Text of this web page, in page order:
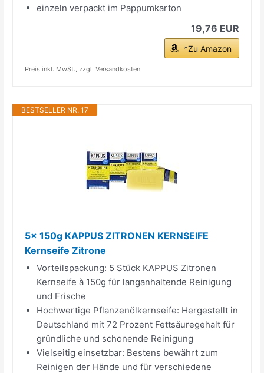
einzeln verpackt im Pappumkarton
19,76 EUR
*Zu Amazon
Preis inkl. MwSt., zzgl. Versandkosten
BESTSELLER NR. 17
5x 150g KAPPUS ZITRONEN KERNSEIFE
Kernseife Zitrone
Vorteilspackung: 5 Stück KAPPUS Zitronen
Kernseife à 150g für langanhaltende Reinigung
und Frische
Hochwertige Pflanzenölkernseife: Hergestellt in
Deutschland mit 72 Prozent Fettsäuregehalt für
gründliche und schonende Reinigung
Vielseitig einsetzbar: Bestens bewährt zum
Reinigen der Hände und für verschiedene